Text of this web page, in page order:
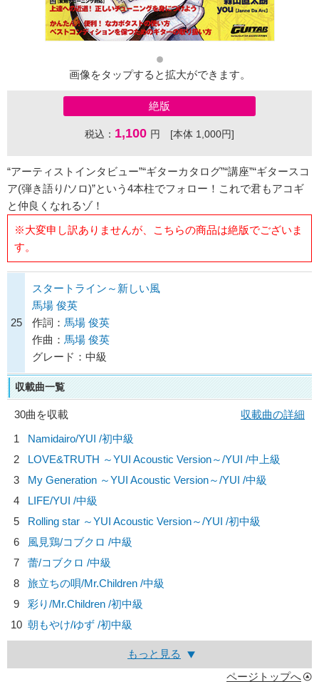
画像をタップすると拡大ができます。
絶版
税込： 1,100 円 [本体 1,000円]
“アーティストインタビュー”“ギターカタログ”“講座”“ギタースコ
ア(弾き語り/ソロ)”という4本柱でフォロー！これで君もアコギ
と仲良くなれるゾ！
※大変申し訳ありませんが、こちらの商品は絶版でございま
す。
25
スタートライン～新しい風
馬場 俊英
作詞： 馬場 俊英
作曲： 馬場 俊英
グレード：中級
収載曲一覧
30曲を収載
収載曲の詳細
1
Namidairo/YUI /初中級
2
LOVE&TRUTH ～YUI Acoustic Version～/YUI /中上級
3
My Generation ～YUI Acoustic Version～/YUI /中級
4
LIFE/YUI /中級
5
Rolling star ～YUI Acoustic Version～/YUI /初中級
6
風見鶏/コブクロ /中級
7
蕾/コブクロ /中級
8
旅立ちの唄/Mr.Children /中級
9
彩り/Mr.Children /初中級
10 朝もやけ/ゆず /初中級
もっと見る
ページトップへ